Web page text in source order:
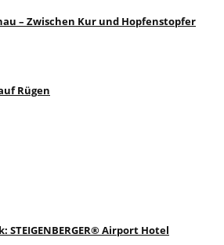
– Zwischen Kur und Hopfenstopfer
Rügen
STEIGENBERGER® Airport Hotel